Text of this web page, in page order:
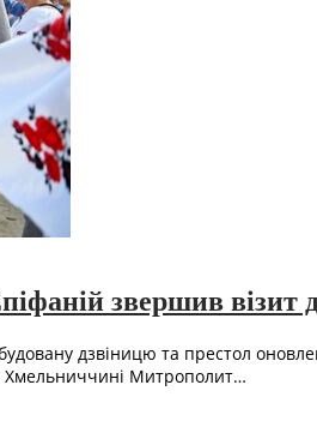
звершив
дзвіницю та престол
Хмельниччині Митрополит…